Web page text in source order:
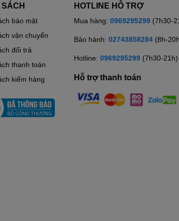
bảo mật
vận chuyển
đổi trả
thanh toán
kiểm hàng
HOTLINE HỖ TRỢ
Mua hàng: 0969295299 (7h30-
Bảo hành: 02743858284 (8h-
Hotline: 0969295299 (7h30-21h)
Hỗ trợ thanh toán